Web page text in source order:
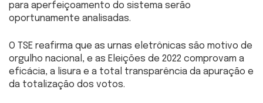
para aperfeiçoamento do sistema serão
oportunamente analisadas.
O TSE reafirma que as urnas eletrônicas são motivo de
orgulho nacional, e as Eleições de 2022 comprovam a
eficácia, a lisura e a total transparência da apuração e
da totalização dos votos.